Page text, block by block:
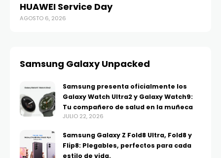
HUAWEI Service Day
AGOSTO 6, 2026
Samsung Galaxy Unpacked
Samsung presenta oficialmente los
Galaxy Watch Ultra2 y Galaxy Watch9:
Tu compañero de salud en la muñeca
JULIO 22, 2026
Samsung Galaxy Z Fold8 Ultra, Fold8 y
Flip8: Plegables, perfectos para cada
estilo de vida.